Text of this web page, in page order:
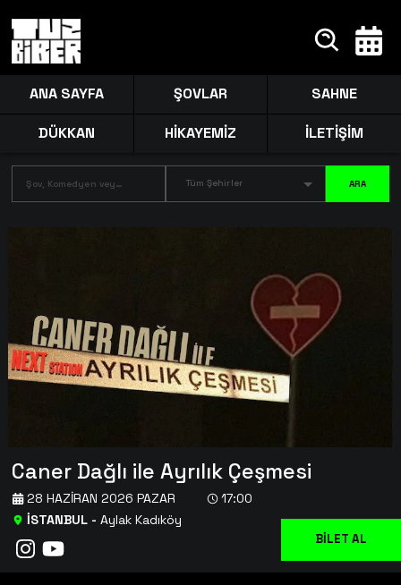
ANA SAYFA ŞOVLAR SAHNE
DÜKKAN HİKAYEMİZ İLETİŞİM
Tüm Şehirler ARA
Caner Dağlı ile Ayrılık Çeşmesi
İSTANBUL- Aylak Kadıköy
28 HAZIRAN 2026 PAZAR 17:00
BİLET AL